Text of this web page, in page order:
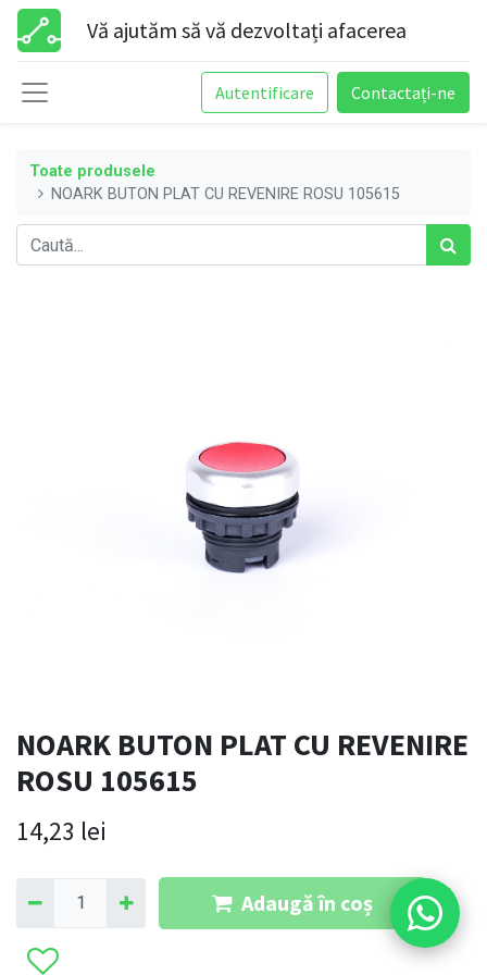
Vă ajutăm să vă dezvoltați afacerea
Autentificare Contactați-ne
Toate produsele
NOARK BUTON PLAT CU REVENIRE ROSU 105615
NOARK BUTON PLAT CU REVENIRE
ROSU 105615
14,23 lei
Adaugă în coș